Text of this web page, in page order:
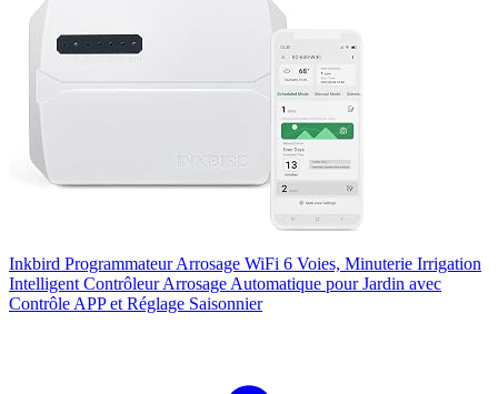
Inkbird Programmateur Arrosage WiFi 6 Voies, Minuterie Irrigation
Intelligent Contrôleur Arrosage Automatique pour Jardin avec
Contrôle APP et Réglage Saisonnier